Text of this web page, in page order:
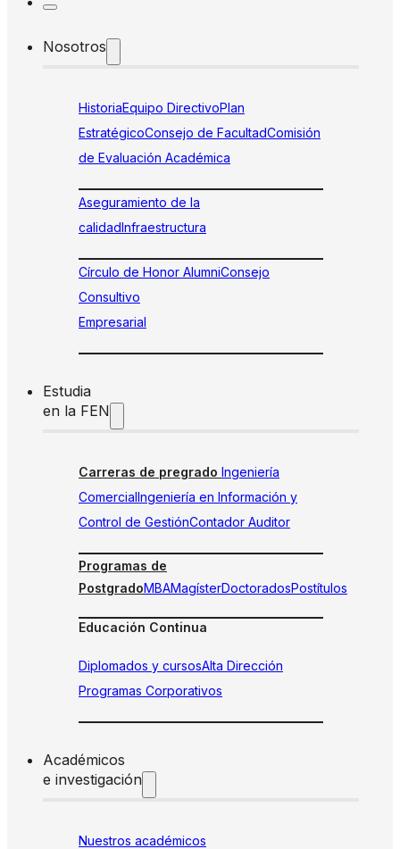
Nosotros
HistoriaEquipo DirectivoPlan
EstratégicoConsejo de FacultadComisión
de Evaluación Académica
Aseguramiento de la
calidadInfraestructura
Círculo de Honor AlumniConsejo
Consultivo
Empresarial
Estudia
en la FEN
Carreras de pregrado Ingeniería
ComercialIngeniería en Información y
Control de GestiónContador Auditor
Programas de
PostgradoMBAMagísterDoctoradosPostítulos
Educación Continua
Diplomados y cursosAlta Dirección
Programas Corporativos
Académicos
e investigación
Nuestros académicos